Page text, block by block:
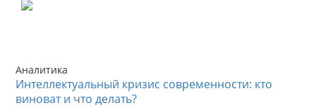
Аналитика
Интеллектуальный кризис современности: кто
виноват и что делать?